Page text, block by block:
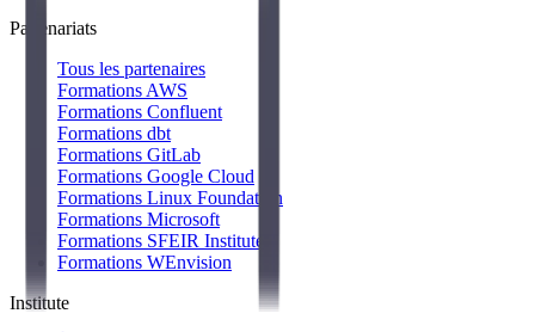
Partenariats
Tous les partenaires
Formations AWS
Formations Confluent
Formations dbt
Formations GitLab
Formations Google Cloud
Formations Linux Foundation
Formations Microsoft
Formations SFEIR Institute
Formations WEnvision
Institute